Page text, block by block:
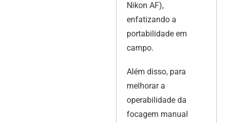
Nikon AF),
enfatizando a
portabilidade em
campo.
Além disso, para
melhorar a
operabilidade da
focagem manual